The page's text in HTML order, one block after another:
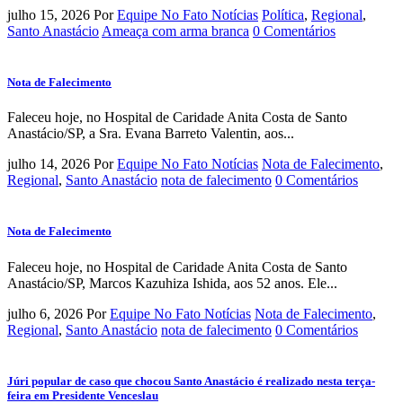
julho 15, 2026 Por Equipe No Fato Notícias Política, Regional,
Santo Anastácio Ameaça com arma branca 0 Comentários
Nota de Falecimento
Faleceu hoje, no Hospital de Caridade Anita Costa de Santo
Anastácio/SP, a Sra. Evana Barreto Valentin, aos...
julho 14, 2026 Por Equipe No Fato Notícias Nota de Falecimento,
Regional, Santo Anastácio nota de falecimento 0 Comentários
Nota de Falecimento
Faleceu hoje, no Hospital de Caridade Anita Costa de Santo
Anastácio/SP, Marcos Kazuhiza Ishida, aos 52 anos. Ele...
julho 6, 2026 Por Equipe No Fato Notícias Nota de Falecimento,
Regional, Santo Anastácio nota de falecimento 0 Comentários
Júri popular de caso que chocou Santo Anastácio é realizado nesta terça-
feira em Presidente Venceslau